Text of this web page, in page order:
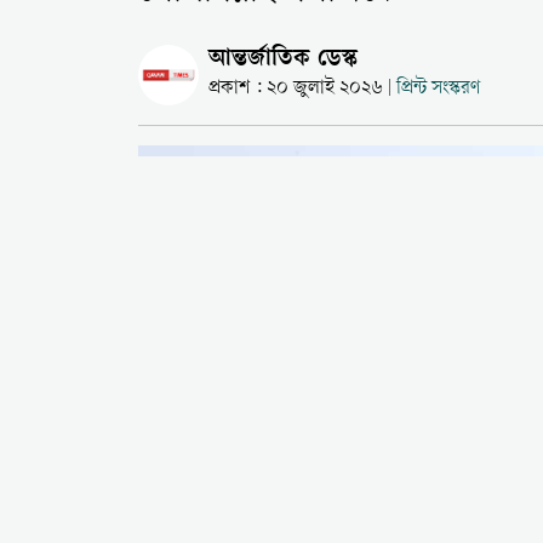
আন্তর্জাতিক ডেস্ক
প্রকাশ : ২০ জুলাই ২০২৬ প্রিন্ট সংস্করণ